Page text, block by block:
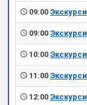
09:00
09:00
10:00
11:00
12:00